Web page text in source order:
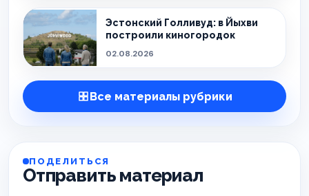
Эстонский Голливуд: в Йыхви
построили киногородок
02.08.2026
Все материалы рубрики
ПОДЕЛИТЬСЯ
Отправить материал